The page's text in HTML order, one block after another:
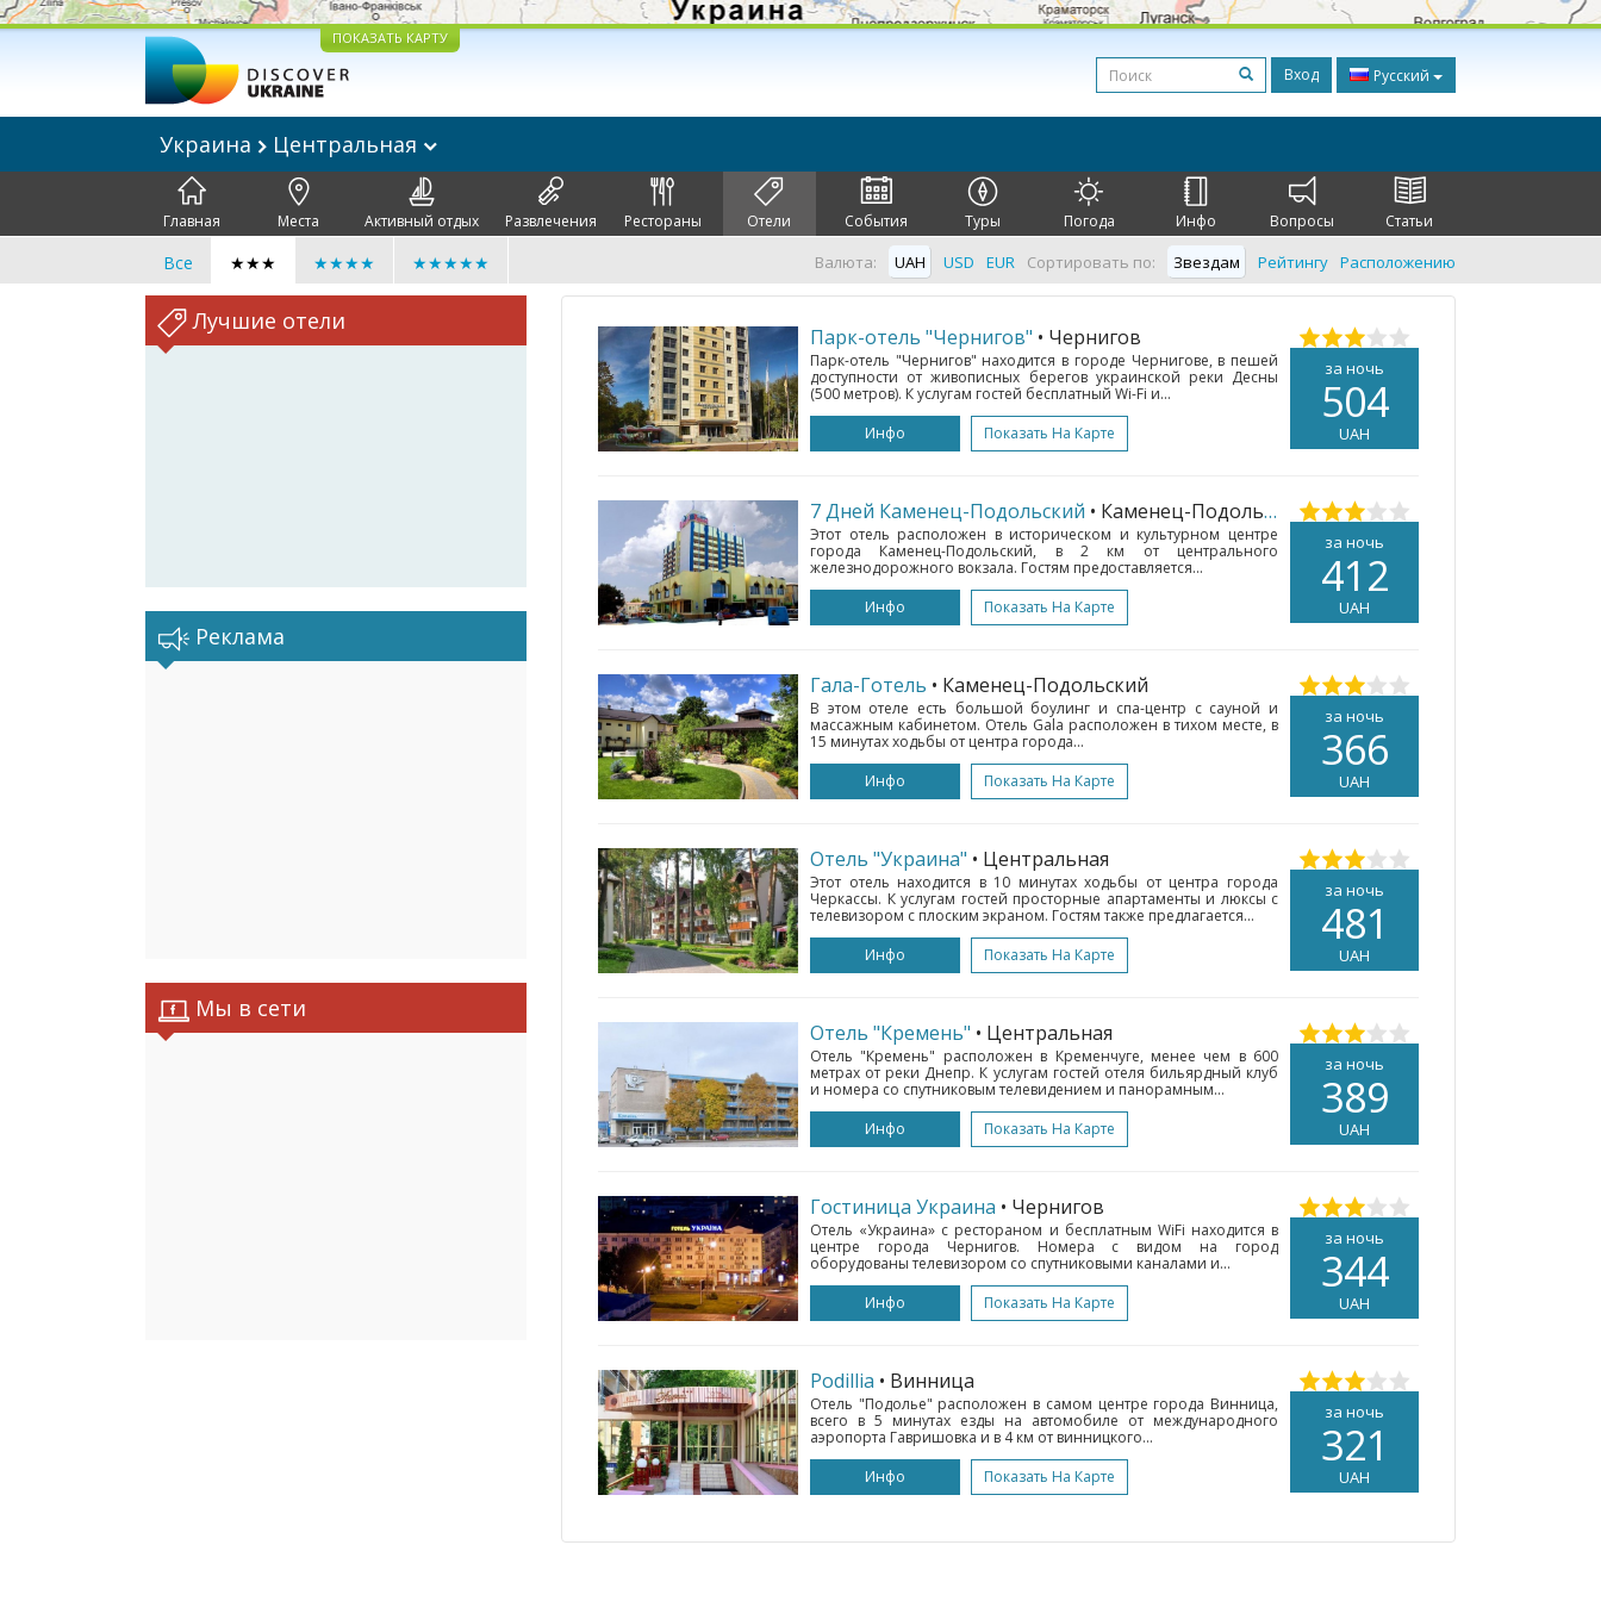
ПОКАЗАТЬ КАРТУ
Вход Русский
Украина Центральная
Главная Места Активный отдых Развлечения Рестораны Отели События Туры Погода Инфо Вопросы Статьи
Все ★★★ ★★★★ ★★★★★ Сортировать по: Звездам Рейтингу Расположению
Валюта: UAH USD EUR
Лучшие отели
Реклама
Мы в сети
за ночь
504
UAH
Парк-отель "Чернигов" • Чернигов
Парк-отель "Чернигов" находится в городе Чернигове, в пешей
доступности от живописных берегов украинской реки Десны
(500 метров). К услугам гостей бесплатный Wi-Fi и...
Инфо
Показать На Карте
за ночь
412
UAH
7 Дней Каменец-Подольский • Каменец-Подольский
Этот отель расположен в историческом и культурном центре
города Каменец-Подольский, в 2 км от центрального
железнодорожного вокзала. Гостям предоставляется...
Инфо
Показать На Карте
за ночь
366
UAH
Гала-Готель • Каменец-Подольский
В этом отеле есть большой боулинг и спа-центр с сауной и
массажным кабинетом. Отель Gala расположен в тихом месте, в
15 минутах ходьбы от центра города...
Инфо
Показать На Карте
за ночь
481
UAH
Отель "Украина" • Центральная
Этот отель находится в 10 минутах ходьбы от центра города
Черкассы. К услугам гостей просторные апартаменты и люксы с
телевизором с плоским экраном. Гостям также предлагается...
Инфо
Показать На Карте
за ночь
389
UAH
Отель "Кремень" • Центральная
Отель "Кремень" расположен в Кременчуге, менее чем в 600
метрах от реки Днепр. К услугам гостей отеля бильярдный клуб
и номера со спутниковым телевидением и панорамным...
Инфо
Показать На Карте
за ночь
344
UAH
Гостиница Украина • Чернигов
Отель «Украина» с рестораном и бесплатным WiFi находится в
центре города Чернигов. Номера с видом на город
оборудованы телевизором со спутниковыми каналами и...
Инфо
Показать На Карте
за ночь
321
UAH
Podillia • Винница
Отель "Подолье" расположен в самом центре города Винница,
всего в 5 минутах езды на автомобиле от международного
аэропорта Гавришовка и в 4 км от винницкого...
Инфо
Показать На Карте